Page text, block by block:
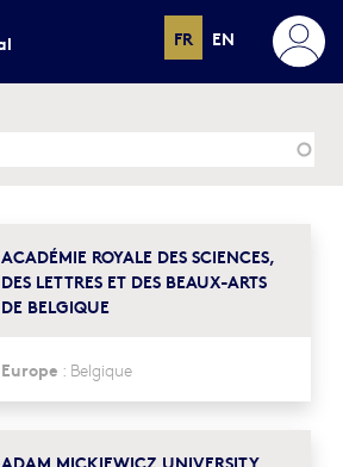
FR EN
ACADÉMIE ROYALE DES SCIENCES,
DES LETTRES ET DES BEAUX-ARTS
DE BELGIQUE
Europe: Belgique
ADAM MICKIEWICZ UNIVERSITY